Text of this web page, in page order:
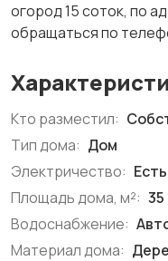
огород 15 соток, по
обращаться по
Кто разместил:
Тип дома: Дом
Электричество: Есть
Площадь дома, м²: 35
Водоснабжение:
Материал дома: